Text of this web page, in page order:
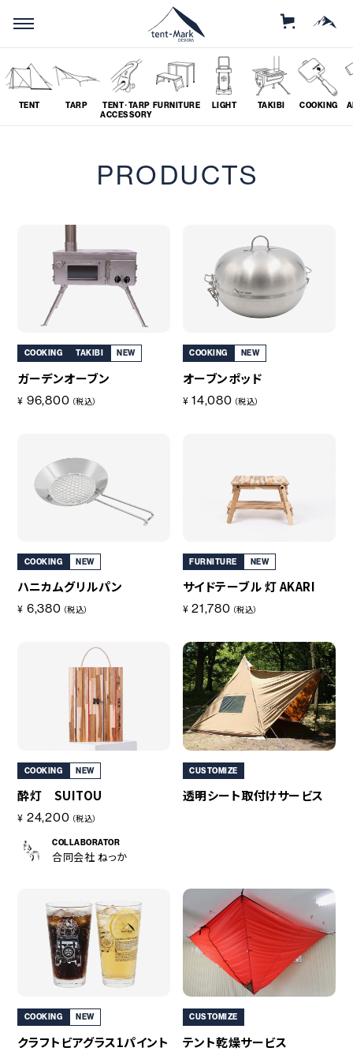
STORE MOUNTAIN
TENT TARP
TENT･TARP
ACCESSORY
FURNITURE LIGHT TAKIBI COOKING
# SOLO
グループ
# GROUP
料理
# COOKING
コラボレーション
# COLLABORATION
粋
# IKI
ABOUT US COLLABORATOR
INFORMATION CONTACT
ONLINE STORE
MOUNTAIN
PRODUCTS
COOKING TAKIBI NEW
ガーデンオーブン
¥ 96,800 （税込）
COOKING NEW
オーブンポッド
¥ 14,080 （税込）
COOKING NEW
ハニカムグリルパン
¥ 6,380 （税込）
FURNITURE NEW
サイドテーブル 灯 AKARI
¥ 21,780 （税込）
COOKING NEW
酔灯 SUITOU
¥ 24,200 （税込）
COLLABORATOR
合同会社 ねっか
CUSTOMIZE
透明シート取付けサービス
COOKING NEW
クラフトビアグラス1パイント
CUSTOMIZE
テント乾燥サービス